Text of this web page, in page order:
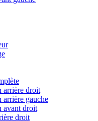
arrière droit
arrière gauche
avant droit
droit